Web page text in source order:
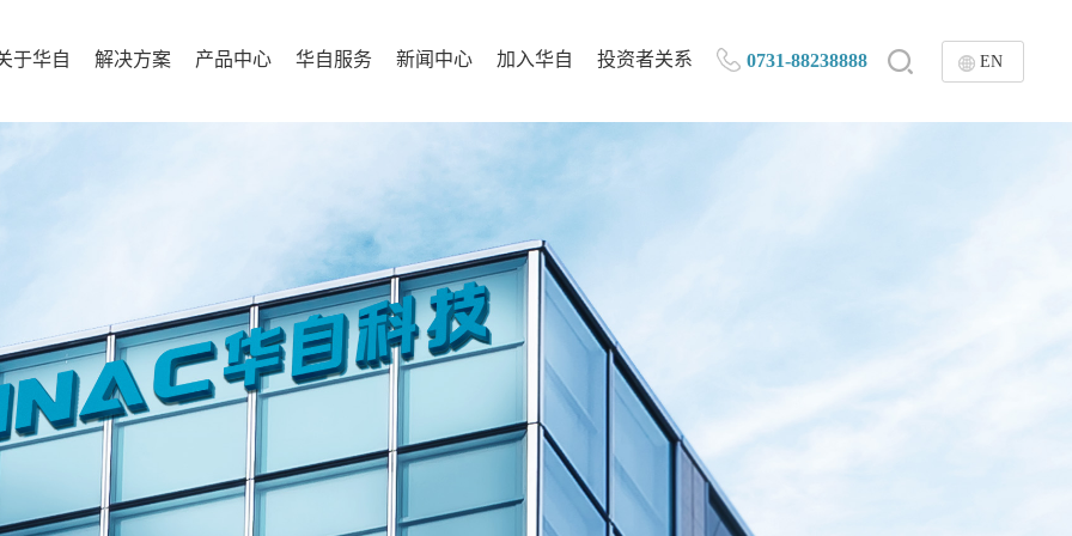
EN
于华自 解决方案 产品中心 华自服务 新闻中心 加入华自 投资者关系 0731-88238888